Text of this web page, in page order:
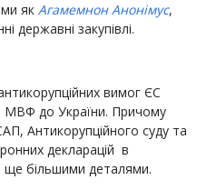
як Агамемнон Анонімус,
державні закупівлі.
вимог ЄС
МВФ до України. Причому
Антикорупційного суду та
декларацій в
більшими деталями.